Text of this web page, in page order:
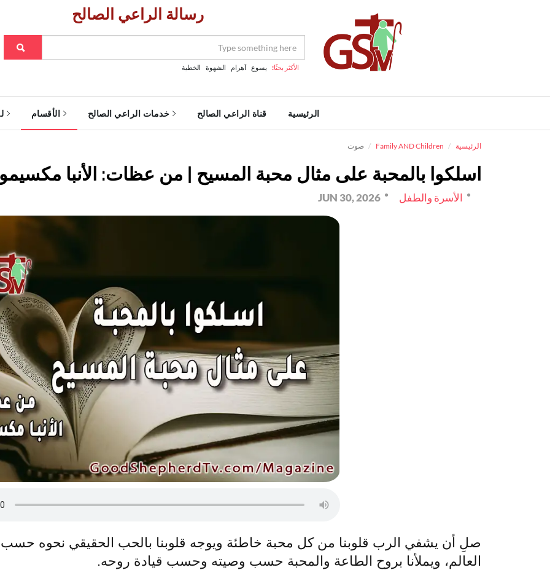
رسالة الراعي الصالح
الأكثر بحثًا: يسوع اَهرام الشهوة الخطية
الرئيسية قناة الراعي الصالح خدمات الراعي الصالح الأقسام
الرئيسية Family AND Children صوت
اسلكوا بالمحبة على مثال محبة المسيح | من عظات: الأنبا
الأسرة والطفل JUN 30, 2026
صلِ أن يشفي الرب قلوبنا من كل محبة خاطئة ويوجه قلوبنا بالحب الحقيقي نحوه
العالم، ويملأنا بروح الطاعة والمحبة حسب وصيته وحسب قيادة روحه.